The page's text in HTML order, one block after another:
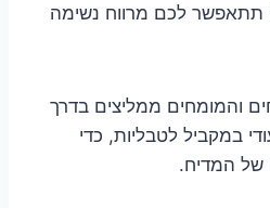
תתאפשר לכם מרווח נשימה
והמומחים ממליצים בדרך
במקביל לטבליות, כדי
של המדיח.